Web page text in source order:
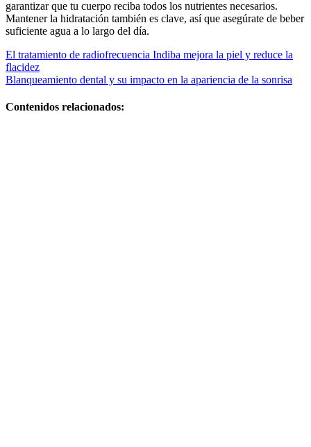
garantizar que tu cuerpo reciba todos los nutrientes necesarios.
Mantener la hidratación también es clave, así que asegúrate de beber
suficiente agua a lo largo del día.
Navegación
de
El tratamiento de radiofrecuencia Indiba mejora la piel y reduce la
flacidez
Blanqueamiento dental y su impacto en la apariencia de la sonrisa
Contenidos relacionados: